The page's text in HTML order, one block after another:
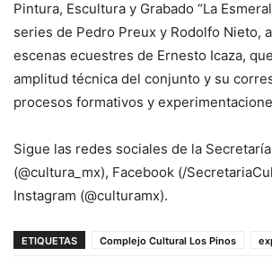
Pintura, Escultura y Grabado “La
series de Pedro Preux y Rodolfo Nieto,
escenas ecuestres de Ernesto Icaza,
amplitud técnica del conjunto y su
procesos formativos y
Sigue las redes sociales de la
(@cultura_mx), Facebook (/
Instagram (@culturamx).
ETIQUETAS Complejo Cultural Los Pinos